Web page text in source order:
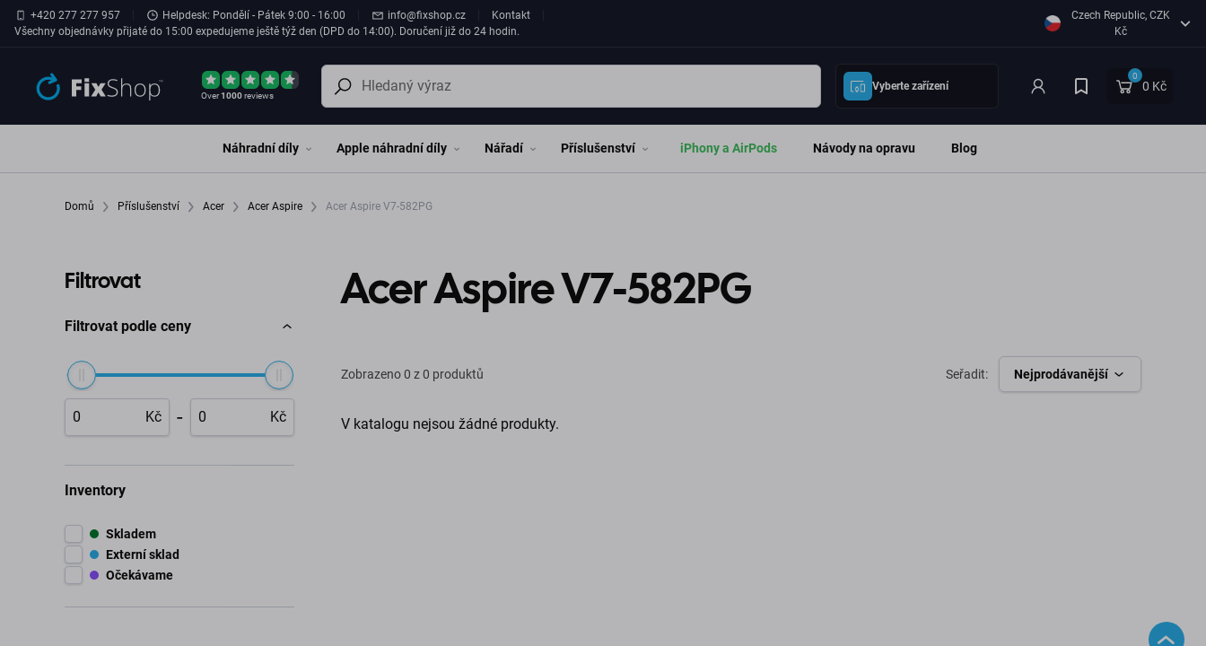
Přeskočit na hlavní obsah
+420 277 277 957 Helpdesk: Pondělí - Pátek 9:00 - 16:00 info@fixshop.cz
Kontakt
Všechny objednávky přijaté do 15:00 expedujeme ještě týž den (DPD do 14:00). Doručení již do 24 hodin.
Czech Republic, CZK
Kč
Over1000reviews
Vyberte zařízení
0
0 Kč
Náhradní díly Apple náhradní díly Nářadí Příslušenství iPhony a AirPods Návody na opravu Blog
Domů Příslušenství Acer Acer Aspire Acer Aspire V7-582PG
Filtrovat
Filtrovat podle ceny
Kč - Kč
Inventory
Skladem
Externí sklad
Očekávame
Acer Aspire V7-582PG
Zobrazeno0 z 0 produktů Seřadit: Nejprodávanější
V katalogu nejsou žádné produkty.